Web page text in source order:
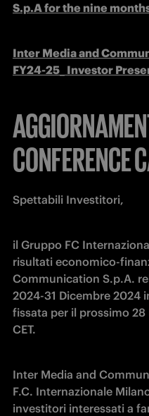
S.p.A for the nine
Inter Media and
FY24-25_ Investor
CONFERENCE
Spettabili Investitori,
il Gruppo FC
risultati economico-
Communication S.p.A.
2024-31 Dicembre 2024
fissata per il prossimo
CET.
Inter Media and
F.C. Internazionale
investitori interessati a